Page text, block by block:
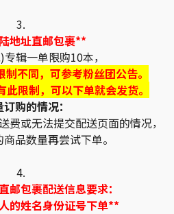
3.
地址直邮包裹**
辑一单限购10本，
不同，可参考粉丝团公告。
限制，可以下单就会发货。
购的情况：
费或无法提交配送页面的情况，
品数量再尝试下单。
4.
邮包裹配送信息要求：
的姓名身份证号下单**